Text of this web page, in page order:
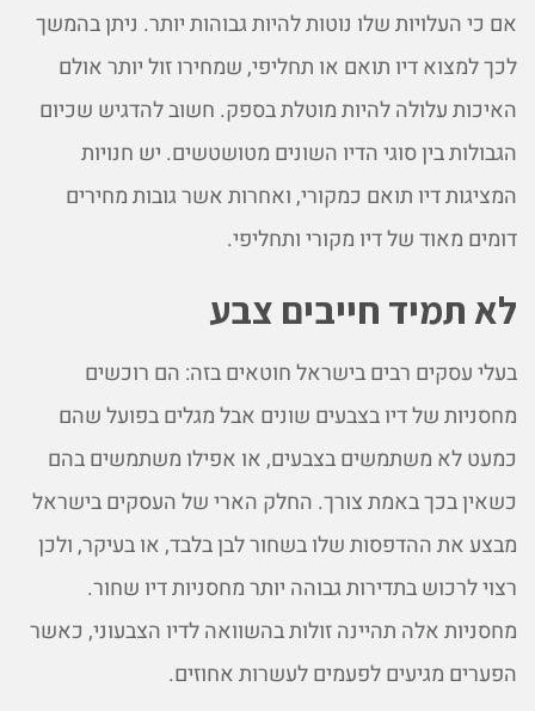
אם כי העלויות שלו נוטות להיות גבוהות יותר. ניתן בהמשך
לכך למצוא דיו תואם או תחליפי, שמחירו זול יותר אולם
האיכות עלולה להיות מוטלת בספק. חשוב להדגיש שכיום
הגבולות בין סוגי הדיו השונים מטושטשים. יש חנויות
המציגות דיו תואם כמקורי, ואחרות אשר גובות מחירים
דומים מאוד של דיו מקורי ותחליפי.
לא תמיד חייבים צבע
בעלי עסקים רבים בישראל חוטאים בזה: הם רוכשים
מחסניות של דיו בצבעים שונים אבל מגלים בפועל שהם
כמעט לא משתמשים בצבעים, או אפילו משתמשים בהם
כשאין בכך באמת צורך. החלק הארי של העסקים בישראל
מבצע את ההדפסות שלו בשחור לבן בלבד, או בעיקר, ולכן
רצוי לרכוש בתדירות גבוהה יותר מחסניות דיו שחור.
מחסניות אלה תהיינה זולות בהשוואה לדיו הצבעוני, כאשר
הפערים מגיעים לפעמים לעשרות אחוזים.